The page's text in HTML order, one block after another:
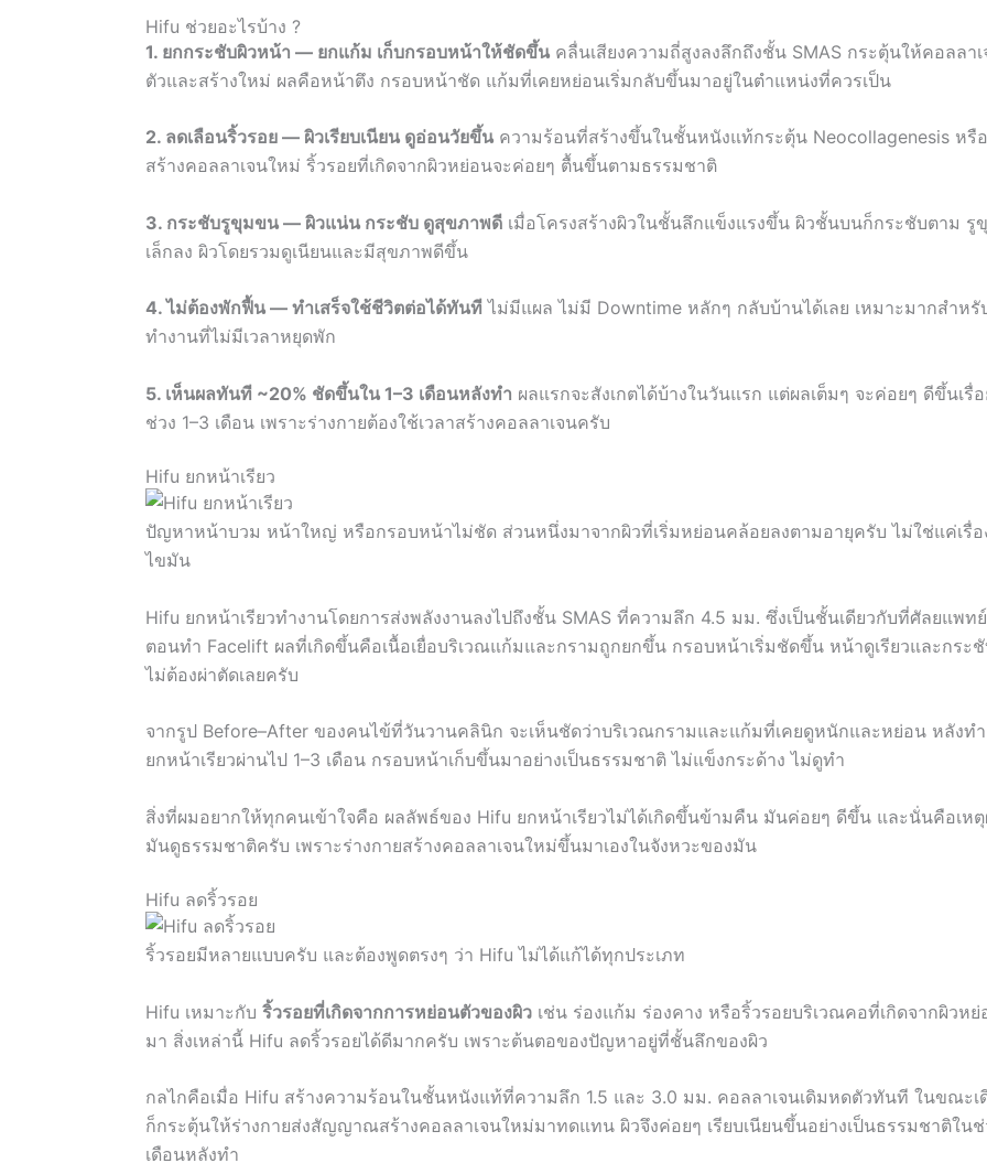
Hifu ช่วยอะไรบ้าง ?
1. ยกกระชับผิวหน้า — ยกแก้ม เก็บกรอบหน้าให้ชัดขึ้น คลื่นเสียงความถี่สูงลงลึกถึงชั้น SMAS กระตุ้นให้คอลลา
ตัวและสร้างใหม่ ผลคือหน้าตึง กรอบหน้าชัด แก้มที่เคยหย่อนเริ่มกลับขึ้นมาอยู่ในตำแหน่งที่ควรเป็น
2. ลดเลือนริ้วรอย — ผิวเรียบเนียน ดูอ่อนวัยขึ้น ความร้อนที่สร้างขึ้นในชั้นหนังแท้กระตุ้น Neocollagenesis หรื
สร้างคอลลาเจนใหม่ ริ้วรอยที่เกิดจากผิวหย่อนจะค่อยๆ ตื้นขึ้นตามธรรมชาติ
3. กระชับรูขุมขน — ผิวแน่น กระชับ ดูสุขภาพดี เมื่อโครงสร้างผิวในชั้นลึกแข็งแรงขึ้น ผิวชั้นบนก็กระชับตาม รู
เล็กลง ผิวโดยรวมดูเนียนและมีสุขภาพดีขึ้น
4. ไม่ต้องพักฟื้น — ทำเสร็จใช้ชีวิตต่อได้ทันที ไม่มีแผล ไม่มี Downtime หลักๆ กลับบ้านได้เลย เหมาะมากสำห
ทำงานที่ไม่มีเวลาหยุดพัก
5. เห็นผลทันที ~20% ชัดขึ้นใน 1–3 เดือนหลังทำ ผลแรกจะสังเกตได้บ้างในวันแรก แต่ผลเต็มๆ จะค่อยๆ ดีขึ้นเรื่
ช่วง 1–3 เดือน เพราะร่างกายต้องใช้เวลาสร้างคอลลาเจนครับ
Hifu ยกหน้าเรียว
ปัญหาหน้าบวม หน้าใหญ่ หรือกรอบหน้าไม่ชัด ส่วนหนึ่งมาจากผิวที่เริ่มหย่อนคล้อยลงตามอายุครับ ไม่ใช่แค่เรื่อ
ไขมัน
Hifu ยกหน้าเรียวทำงานโดยการส่งพลังงานลงไปถึงชั้น SMAS ที่ความลึก 4.5 มม. ซึ่งเป็นชั้นเดียวกับที่ศัลยแพทย์
ตอนทำ Facelift ผลที่เกิดขึ้นคือเนื้อเยื่อบริเวณแก้มและกรามถูกยกขึ้น กรอบหน้าเริ่มชัดขึ้น หน้าดูเรียวและกระ
ไม่ต้องผ่าตัดเลยครับ
จากรูป Before–After ของคนไข้ที่วันวานคลินิก จะเห็นชัดว่าบริเวณกรามและแก้มที่เคยดูหนักและหย่อน หลังท
ยกหน้าเรียวผ่านไป 1–3 เดือน กรอบหน้าเก็บขึ้นมาอย่างเป็นธรรมชาติ ไม่แข็งกระด้าง ไม่ดูทำ
สิ่งที่ผมอยากให้ทุกคนเข้าใจคือ ผลลัพธ์ของ Hifu ยกหน้าเรียวไม่ได้เกิดขึ้นข้ามคืน มันค่อยๆ ดีขึ้น และนั่นคือเห
มันดูธรรมชาติครับ เพราะร่างกายสร้างคอลลาเจนใหม่ขึ้นมาเองในจังหวะของมัน
Hifu ลดริ้วรอย
ริ้วรอยมีหลายแบบครับ และต้องพูดตรงๆ ว่า Hifu ไม่ได้แก้ได้ทุกประเภท
Hifu เหมาะกับ ริ้วรอยที่เกิดจากการหย่อนตัวของผิว เช่น ร่องแก้ม ร่องคาง หรือริ้วรอยบริเวณคอที่เกิดจากผิวหย่
มา สิ่งเหล่านี้ Hifu ลดริ้วรอยได้ดีมากครับ เพราะต้นตอของปัญหาอยู่ที่ชั้นลึกของผิว
กลไกคือเมื่อ Hifu สร้างความร้อนในชั้นหนังแท้ที่ความลึก 1.5 และ 3.0 มม. คอลลาเจนเดิมหดตัวทันที ในขณะเ
ก็กระตุ้นให้ร่างกายส่งสัญญาณสร้างคอลลาเจนใหม่มาทดแทน ผิวจึงค่อยๆ เรียบเนียนขึ้นอย่างเป็นธรรมชาติในช่
เดือนหลังทำ